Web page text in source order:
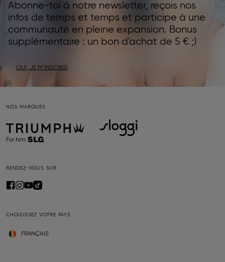
Abonne-toi à notre newsletter, reçois nos
infos de temps et temps et participe à une
communauté en pleine expansion. Bonus
supplémentaire : un bon d'achat de 5 € ;)
OUI, JE M’INSCRIS!
NOS MARQUES
RENDEZ-VOUS SUR
CHOISISSEZ VOTRE PAYS
FRANÇAIS